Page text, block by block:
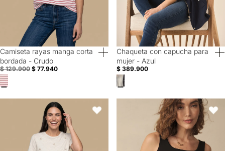
40% Off
Camiseta rayas manga corta
bordada - Crudo
$ 129.900 $ 77.940
Chaqueta con capucha para
mujer - Azul
$ 389.900
Camiseta manga corta bordada palmeras - Crudo
Favoritos
Camiseta básica manga sisa